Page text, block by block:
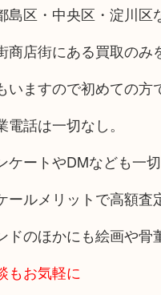
島区・中央区・淀川区
商店街にある買取のみ
いますので初めての方
話は一切なし。
ケートやDMなども一切
ールメリットで高額査
ドのほかにも絵画や骨
もお気軽に